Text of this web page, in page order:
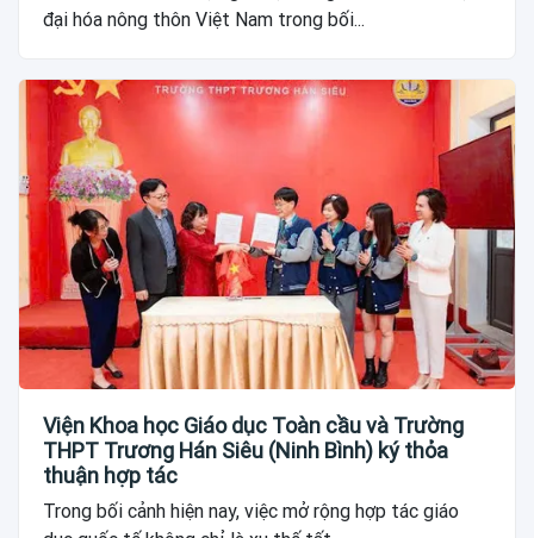
đại hóa nông thôn Việt Nam trong bối...
Viện Khoa học Giáo dục Toàn cầu và Trường
THPT Trương Hán Siêu (Ninh Bình) ký thỏa
thuận hợp tác
Trong bối cảnh hiện nay, việc mở rộng hợp tác giáo